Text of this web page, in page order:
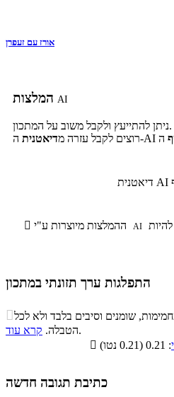
אורז עם זעפרן
AI
ניתן להתייעץ ולקבל משוב על המתכון.
רוצים לקבל עזרה מדיאטנית
דיאטנית AI
 AI
התפלגות ערך תזונתי במתכון
התפלגות ערך תזונתי במתכון
סיבים
תזונתיים
שומנים חלבונים
7.4% 74.7%
שומנים וסיבים בלבד ולא לכל
הטבלה. קרא עוד
.

כתיבת תגובה חדשה